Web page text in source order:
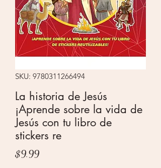
SKU: 9780311266494
La historia de Jesús
¡Aprende sobre la vida de
Jesús con tu libro de
stickers re
$9.99Price